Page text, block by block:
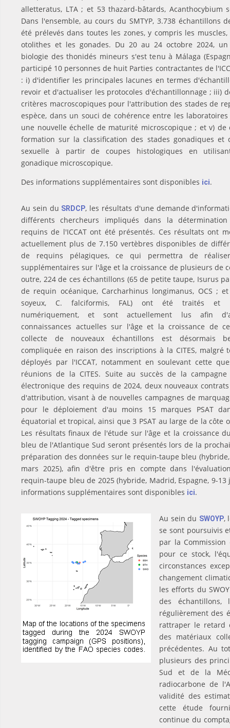
alletteratus, LTA ; et 53 thazard-bâtards, Acanthocybium
Dans l'ensemble, au cours du SMTYP, 3.738 échantillons
été prélevés dans toutes les zones, y compris les
otolithes et les gonades. Du 20 au 24 octobre 2024,
biologie des thonidés mineurs s'est tenu à Málaga
participé 10 personnes de huit Parties contractantes de
: i) d'identifier les principales lacunes en termes
revoir et d'actualiser les protocoles d'échantillonnage ; iii)
critères macroscopiques pour l'attribution des stades de
espèce, dans un souci de cohérence entre les
une nouvelle échelle de maturité microscopique ; et v) de
formation sur la classification des stades gonadiques et
sexuelle à partir de coupes histologiques en
gonadique microscopique.
Des informations supplémentaires sont disponibles ici.
Au sein du SRDCP, les résultats d'une demande
différents chercheurs impliqués dans la
requins de l'ICCAT ont été présentés. Ces résultats ont
actuellement plus de 7.150 vertèbres disponibles de
de requins pélagiques, ce qui permettra de
supplémentaires sur l'âge et la croissance de plusieurs de
outre, 224 de ces échantillons (65 de petite taupe, Isurus
de requin océanique, Carcharhinus longimanus, OCS ;
soyeux, C. falciformis, FAL) ont été traités et
numériquement, et sont actuellement lus afin
connaissances actuelles sur l'âge et la croissance de
collecte de nouveaux échantillons est désormais
compliquée en raison des inscriptions à la CITES, malgré
déployés par l'ICCAT, notamment en soulevant cette
réunions de la CITES. Suite au succès de la
électronique des requins de 2024, deux nouveaux
d'attribution, visant à de nouvelles campagnes de
pour le déploiement d'au moins 15 marques PSAT
équatorial et tropical, ainsi que 3 PSAT au large de la côte
Les résultats finaux de l'étude sur l'âge et la croissance
bleu de l'Atlantique Sud seront présentés lors de la
préparation des données sur le requin-taupe bleu (hybride,
mars 2025), afin d'être pris en compte dans
requin-taupe bleu de 2025 (hybride, Madrid, Espagne, 9-13
informations supplémentaires sont disponibles ici.
Au sein du SWOYP,
se sont poursuivis
par la
pour ce stock,
circonstances
changement
les efforts du
des échantillons,
régulièrement des
rattraper le retard
des matériaux
précédentes. Au
plusieurs des
Sud et de la
radiocarbone de
validité des
cette étude
continue du